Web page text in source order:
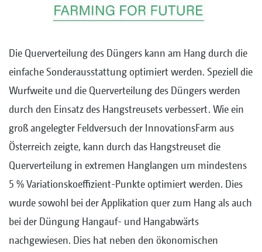
Die Querverteilung des Düngers kann am Hang durch die
einfache Sonderausstattung optimiert werden. Speziell die
Wurfweite und die Querverteilung des Düngers werden
durch den Einsatz des Hangstreusets verbessert. Wie ein
groß angelegter Feldversuch der InnovationsFarm aus
Österreich zeigte, kann durch das Hangstreuset die
Querverteilung in extremen Hanglangen um mindestens
5 % Variationskoeffizient-Punkte optimiert werden. Dies
wurde sowohl bei der Applikation quer zum Hang als auch
bei der Düngung Hangauf- und Hangabwärts
nachgewiesen. Dies hat neben den ökonomischen